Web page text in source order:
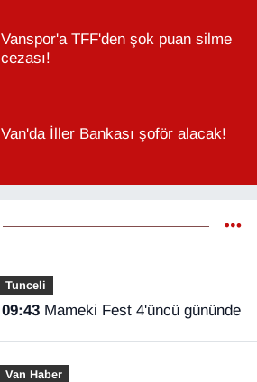
Vanspor'a TFF'den şok puan silme
cezası!
Van'da İller Bankası şoför alacak!
Tunceli
09:43 Mameki Fest 4'üncü gününde
Van Haber